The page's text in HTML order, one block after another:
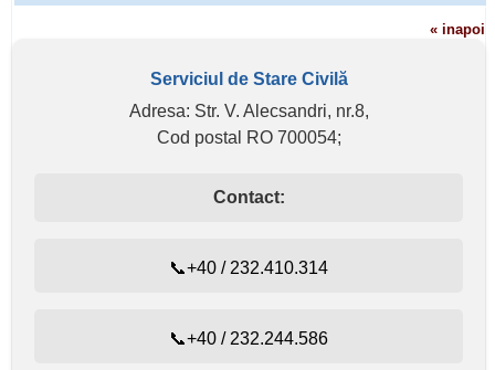
« inapoi
Serviciul de Stare Civilă
Adresa: Str. V. Alecsandri, nr.8,
Cod postal RO 700054;
Contact:
📞+40 / 232.410.314
📞+40 / 232.244.586